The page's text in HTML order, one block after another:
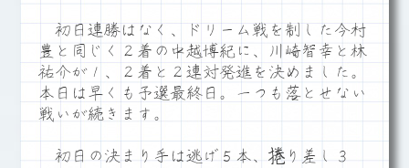
初日連勝はなく、ドリーム戦を制した今村
豊と同じく２着の中越博紀に、川崎智幸と林
祐介が１、２着と２連対発進を決めました。
本日は早くも予選最終日。一つも落とせない
戦いが続きます。
初日の決まり手は逃げ５本、捲り差し３